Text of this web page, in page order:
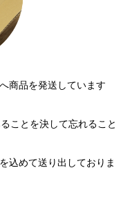
商品を発送しています
ことを決して忘れること
込めて送り出しておりま